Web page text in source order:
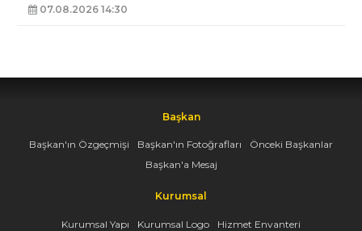
07.08.2026 14:30
Başkan
Başkan'ın Özgeçmişi Başkan'ın Fotoğrafları
Önceki Başkanlar
Başkan'a Mesaj
Kurumsal
Kurumsal Yapı Kurumsal Logo
Hizmet Envanteri